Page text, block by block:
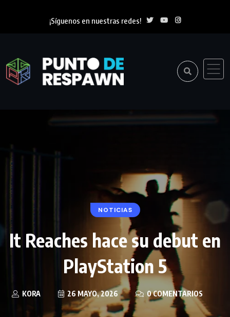
¡Síguenos en nuestras redes!
NOTICIAS
It Reaches hace su debut en
PlayStation 5
KORA 26 MAYO, 2026 0 COMENTARIOS